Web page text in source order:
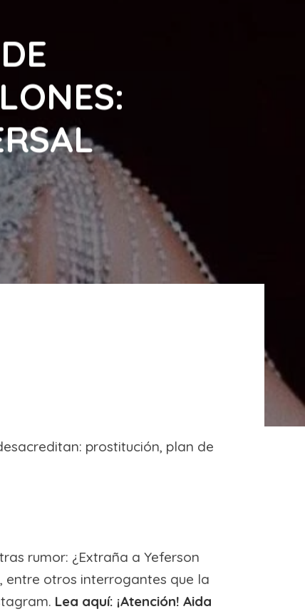
prostitución, plan de
rumor: ¿Extraña a Yeferson
entre otros interrogantes que la
Lea aquí: ¡Atención! Aida